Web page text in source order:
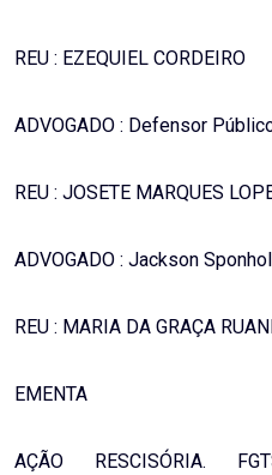
REU : EZEQUIEL CORDEIRO
ADVOGADO : Defensor
REU : JOSETE MARQUES
ADVOGADO : Jackson
REU : MARIA DA GRAÇA
EMENTA
AÇÃO RESCISÓRIA.